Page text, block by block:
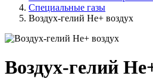
Специальные газы
Воздух-гелий Не+ воздух
Воздух-гелий